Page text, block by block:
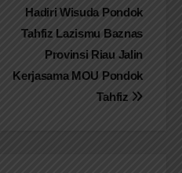
Hadiri Wisuda Pondok
Tahfiz Lazismu Baznas
Provinsi Riau Jalin
Kerjasama MOU Pondok
Tahfiz